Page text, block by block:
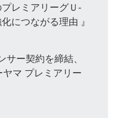
レミアリーグＵ‐
につながる理由 』
ー契約を締結、
マ プレミアリー